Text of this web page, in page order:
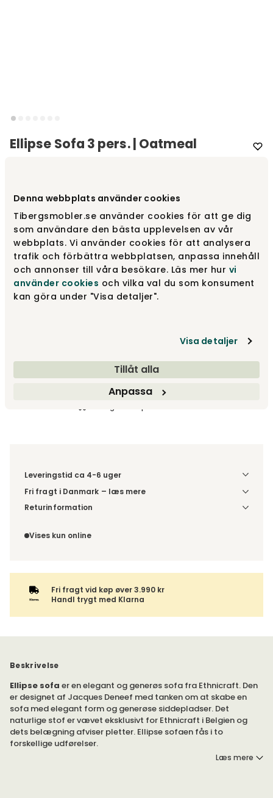
Denna webbplats använder cookies
Tibergsmobler.se använder cookies för att ge dig
som användare den bästa upplevelsen av vår
webbplats. Vi använder cookies för att analysera
trafik och förbättra webbplatsen, anpassa innehåll
och annonser till våra besökare. Läs mer hur vi
använder cookies och vilka val du som konsument
kan göra under "Visa detaljer".
Visa detaljer
Tillåt alla
Anpassa
Ellipse Sofa 3 pers. | Oatmeal
Vælg udførelseOatmeal
Oatmeal
Ash
Læg i kurv
Leveringstid ca 4-6 uger
Fri fragt i Danmark – læs mere
Denne vare leveres til din dør/tomtgrænse. Inden levering
produkter, sendes hele ordren samlet.
Returinformation
fortrydelsesret.
Vises kun online
Fri fragt vid køp øver 3.990 kr
Handl trygt med Klarna
Beskrivelse
Ellipse sofa er en elegant og generøs sofa fra Ethnicraft. Den
er designet af Jacques Deneef med tanken om at skabe en
sofa med elegant form og generøse siddepladser. Det
naturlige stof er vævet eksklusivt for Ethnicraft i Belgien og
dets belægning afviser pletter. Ellipse sofaen fås i to
forskellige udførelser.
Læs mere